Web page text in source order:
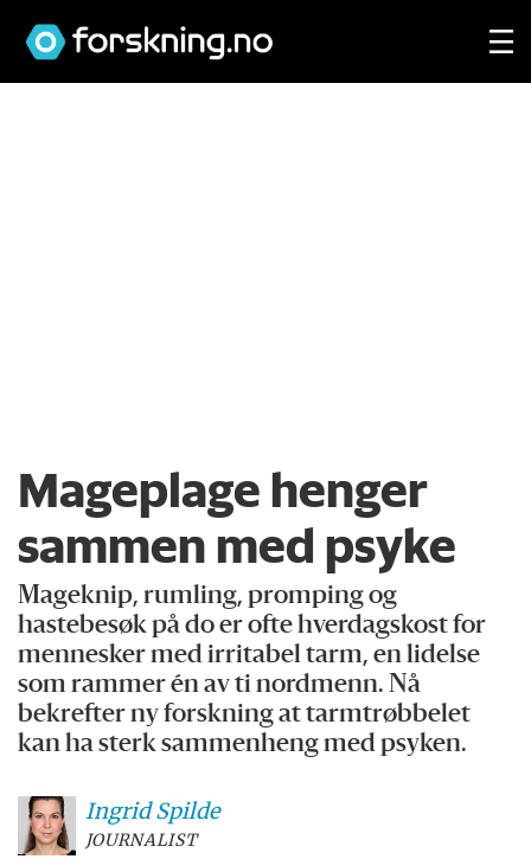
Mageplage henger
sammen med psyke
Mageknip, rumling, promping og
hastebesøk på do er ofte hverdagskost for
mennesker med irritabel tarm, en lidelse
som rammer én av ti nordmenn. Nå
bekrefter ny forskning at tarmtrøbbelet
kan ha sterk sammenheng med psyken.
Ingrid Spilde
JOURNALIST